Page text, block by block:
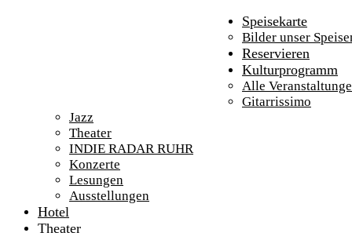
Speisekarte
Bilder unser
Reservieren
Kulturprogramm
Alle
Gitarrissimo
Jazz
Theater
INDIE RADAR RUHR
Konzerte
Lesungen
Ausstellungen
Hotel
Theater